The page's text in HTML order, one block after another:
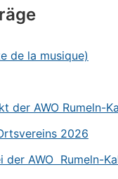
de la musique)
der AWO Rumeln-
2026
der AWO Rumeln-